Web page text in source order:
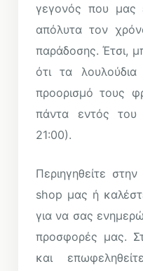
γεγονός που μας
απόλυτα τον
παράδοσης. Έτσι,
ότι τα
προορισμό τους
πάντα εντός
21:00).
Περιηγηθείτε
shop μας ή
για να σας
προσφορές μας.
και